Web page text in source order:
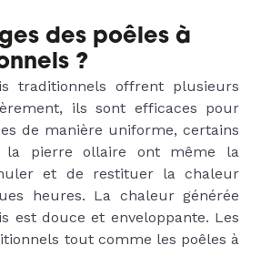
des poêles à
?
traditionnels offrent plusieurs
ils sont efficaces pour
de manière uniforme, certains
la pierre ollaire ont même la
et de restituer la chaleur
heures. La chaleur générée
est douce et enveloppante. Les
tout comme les poêles à